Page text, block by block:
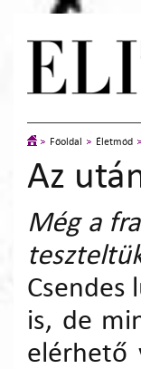
Főoldal Életmód
Az
Még a
Csendes
is, de
elérhető